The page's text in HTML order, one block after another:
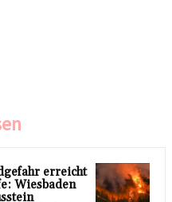
erreicht
Wiesbaden